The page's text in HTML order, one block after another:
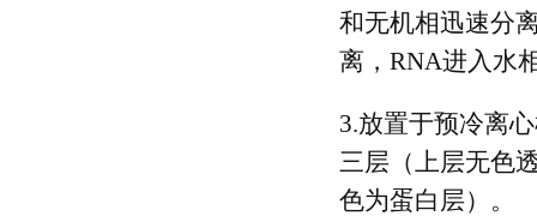
和无机相迅速分
离，RNA进入水
3.放置于预冷离
三层（上层无色
色为蛋白层）。